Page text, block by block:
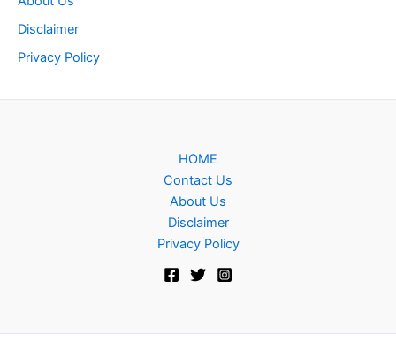
Disclaimer
Privacy Policy
HOME
Contact Us
About Us
Disclaimer
Privacy Policy